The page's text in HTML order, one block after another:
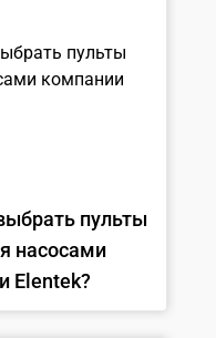
пульты
насосами
Elentek?